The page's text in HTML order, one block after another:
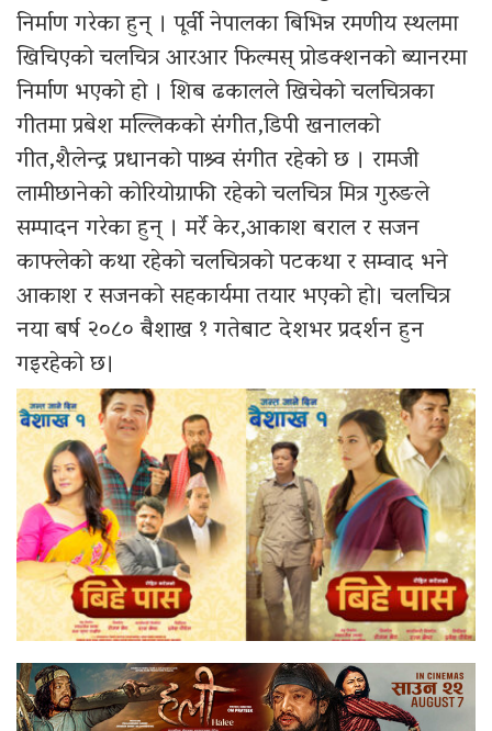
निर्माण गरेका हुन् । पूर्वी नेपालका बिभिन्न रमणीय स्थलमा
खिचिएको चलचित्र आरआर फिल्मस् प्रोडक्शनको ब्यानरमा
निर्माण भएको हो । शिब ढकालले खिचेको चलचित्रका
गीतमा प्रबेश मल्लिकको संगीत,डिपी खनालको
गीत,शैलेन्द्र प्रधानको पाश्र्व संगीत रहेको छ । रामजी
लामीछानेको कोरियोग्राफी रहेको चलचित्र मित्र गुरुङले
सम्पादन गरेका हुन् । मर्रे केर,आकाश बराल र सजन
काफ्लेको कथा रहेको चलचित्रको पटकथा र सम्वाद भने
आकाश र सजनको सहकार्यमा तयार भएको हो। चलचित्र
नया बर्ष २०८० बैशाख १ गतेबाट देशभर प्रदर्शन हुन
गइरहेको छ।